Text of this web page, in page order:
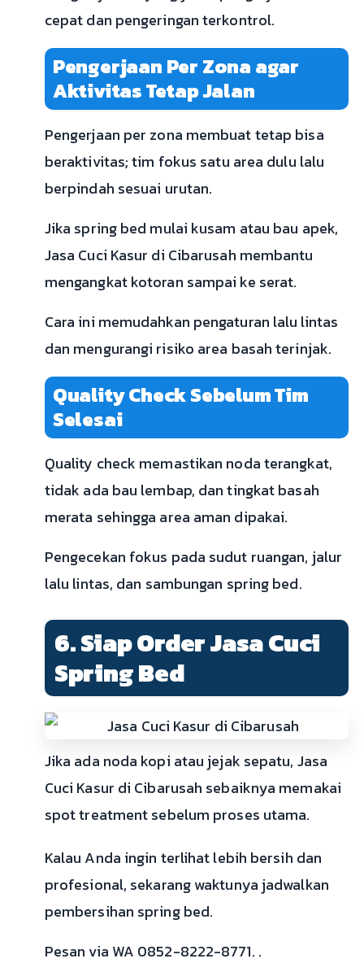
cepat dan pengeringan terkontrol.
Pengerjaan Per Zona agar
Aktivitas Tetap Jalan
Pengerjaan per zona membuat tetap bisa
beraktivitas; tim fokus satu area dulu lalu
berpindah sesuai urutan.
Jika spring bed mulai kusam atau bau apek,
Jasa Cuci Kasur di Cibarusah membantu
mengangkat kotoran sampai ke serat.
Cara ini memudahkan pengaturan lalu lintas
dan mengurangi risiko area basah terinjak.
Quality Check Sebelum Tim
Selesai
Quality check memastikan noda terangkat,
tidak ada bau lembap, dan tingkat basah
merata sehingga area aman dipakai.
Pengecekan fokus pada sudut ruangan, jalur
lalu lintas, dan sambungan spring bed.
6. Siap Order Jasa Cuci
Spring Bed
Jika ada noda kopi atau jejak sepatu, Jasa
Cuci Kasur di Cibarusah sebaiknya memakai
spot treatment sebelum proses utama.
Kalau Anda ingin terlihat lebih bersih dan
profesional, sekarang waktunya jadwalkan
pembersihan spring bed.
Pesan via WA 0852-8222-8771. .